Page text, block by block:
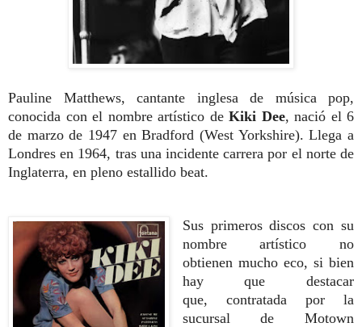
Pauline Matthews, cantante inglesa de música pop,
conocida con el nombre artístico de Kiki Dee, nació el 6
de marzo de 1947 en Bradford (West Yorkshire). Llega a
Londres en 1964, tras una incidentecarrera por el norte de
Inglaterra, en pleno estallido beat.
Sus primeros discos con su
nombre artístico no
obtienen mucho eco, si bien
hay que destacar
que, contratada por la
sucursal de Motown